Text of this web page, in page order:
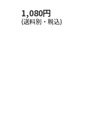
1,080円
(送料別・税込)